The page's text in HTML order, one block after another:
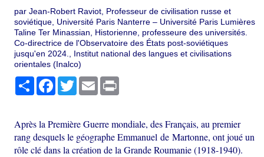
par Jean-Robert Raviot, Professeur de civilisation russe et
soviétique, Université Paris Nanterre – Université Paris Lumières
Taline Ter Minassian, Historienne, professeure des universités.
Co-directrice de l'Observatoire des États post-soviétiques
jusqu'en 2024., Institut national des langues et civilisations
orientales (Inalco)
PartagerFacebook
TwitterEmail
Après la Première Guerre mondiale, des Français, au premier
rang desquels le géographe Emmanuel de Martonne, ont joué un
rôle clé dans la création de la Grande Roumanie (1918-1940).